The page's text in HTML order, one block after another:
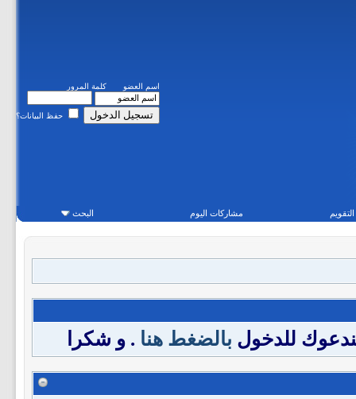
اسم العضو كلمة المرور
حفظ البيانات؟
التقويم مشاركات اليوم البحث
للدخول بالضغط هنا . و شكرا